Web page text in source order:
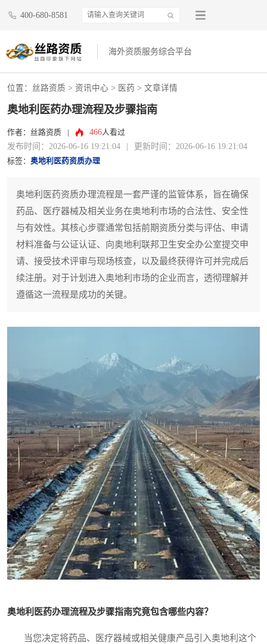
400-680-8581
海外资质服务综合平台
位置： 丝路资质 > 资讯中心 > 医药 > 文章详情
奥地利医药办理流程及步骤指南
作者：丝路资质 466人看过
发布时间：2026-06-16 19:21:04 更新时间：2026-06-16 19:21:04
标签： 奥地利医药资质办理
奥地利医药资质办理流程是一套严谨的监管体系，旨在确保
药品、医疗器械及相关业务在奥地利市场的合法性、安全性
与有效性。其核心步骤通常包括前期资质分类与评估、申请
材料准备与公证认证、向奥地利联邦卫生安全办公室提交申
请、接受技术评审与现场核查，以及最终获得许可并完成后
续注册。对于计划进入奥地利市场的企业而言，透彻理解并
遵循这一流程是成功的关键。
奥地利医药办理流程及步骤指南究竟包含哪些内容？
当您决定将药品、医疗器械或相关健康产品引入奥地利这个